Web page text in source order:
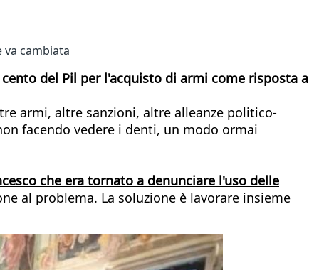
cambiata
del Pil per l'acquisto di armi come risposta a
armi, altre sanzioni, altre alleanze politico-
facendo vedere i denti, un modo ormai
che era tornato a denunciare l'uso delle
al problema. La soluzione è lavorare insieme